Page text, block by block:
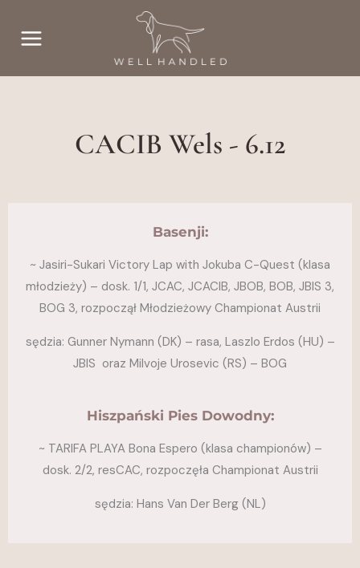
CACIB Wels - 6.12
Basenji:
~ Jasiri-Sukari Victory Lap with Jokuba C-Quest (klasa
młodzieży) – dosk. 1/1, JCAC, JCACIB, JBOB, BOB, JBIS 3,
BOG 3, rozpoczął Młodzieżowy Championat Austrii
sędzia: Gunner Nymann (DK) – rasa, Laszlo Erdos (HU) –
JBIS oraz Milvoje Urosevic (RS) – BOG
Hiszpański Pies Dowodny:
~ TARIFA PLAYA Bona Espero (klasa championów) –
dosk. 2/2, resCAC, rozpoczęła Championat Austrii
sędzia: Hans Van Der Berg (NL)